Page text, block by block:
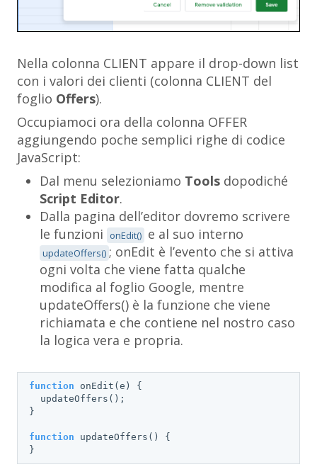
Nella colonna CLIENT appare il drop-down list
con i valori dei clienti (colonna CLIENT del
foglio Offers).
Occupiamoci ora della colonna OFFER
aggiungendo poche semplici righe di codice
JavaScript:
Dal menu selezioniamo Tools dopodiché
Script Editor.
Dalla pagina dell’editor dovremo scrivere
le funzioni
onEdit() e al suo interno
updateOffers() ; onEdit è l’evento che si attiva
ogni volta che viene fatta qualche
modifica al foglio Google, mentre
updateOffers() è la funzione che viene
richiamata e che contiene nel nostro caso
la logica vera e propria.
function onEdit ( e ) {
  updateOffers();
}
function updateOffers ( ) {
}